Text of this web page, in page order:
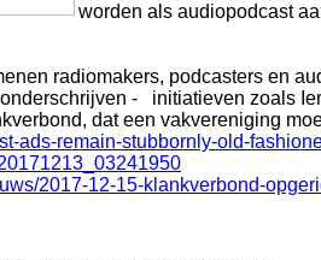
worden als audiopodcast
radiomakers, podcasters en
- initiatieven zoals
dat een vakvereniging
ads-remain-stubbornly-old-
2017-12-15-klankverbond-